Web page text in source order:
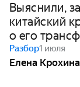
Выяснили,
китайский
о его
Разбор1 июля
Елена Крохина